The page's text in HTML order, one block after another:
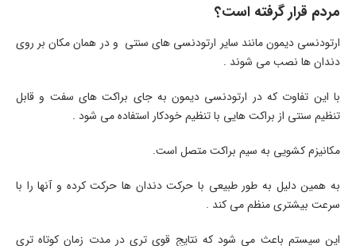
مردم قرار گرفته است؟
ارتودنسی دیمون مانند سایر ارتودنسی های سنتی و در همان مکان بر روی
دندان ها نصب می شوند .
با این تفاوت که در ارتودنسی دیمون به جای براکت های سفت و قابل
تنظیم سنتی از براکت هایی با تنظیم خودکار استفاده می شود .
مکانیزم کشویی به سیم براکت متصل است.
به همین دلیل به طور طبیعی با حرکت دندان ها حرکت کرده و آنها را با
سرعت بیشتری منظم می کند .
این سیستم باعث می شود که نتایج قوی تری در مدت زمان کوتاه تری